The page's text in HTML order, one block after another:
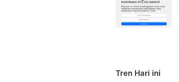
Tren Hari ini